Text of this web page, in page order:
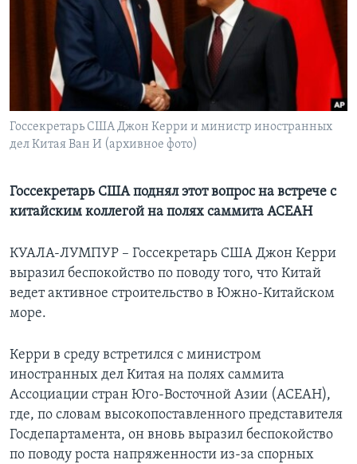
Learning English
СОЦИАЛЬНЫЕ СЕТИ
Языки
Госсекретарь США Джон Керри и министр иностранных
дел Китая Ван И (архивное фото)
Госсекретарь США поднял этот вопрос на встрече с
китайским коллегой на полях саммита АСЕАН
КУАЛА-ЛУМПУР – Госсекретарь США Джон Керри
выразил беспокойство по поводу того, что Китай
ведет активное строительство в Южно-Китайском
море.
Керри в среду встретился с министром
иностранных дел Китая на полях саммита
Ассоциации стран Юго-Восточной Азии (АСЕАН),
где, по словам высокопоставленного представителя
Госдепартамента, он вновь выразил беспокойство
по поводу роста напряженности из-за спорных